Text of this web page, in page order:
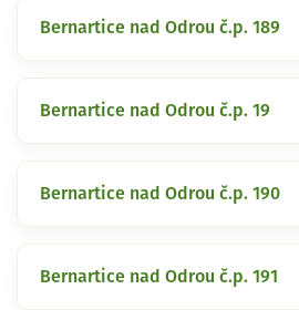
Bernartice nad Odrou č.p. 189
Bernartice nad Odrou č.p. 19
Bernartice nad Odrou č.p. 190
Bernartice nad Odrou č.p. 191